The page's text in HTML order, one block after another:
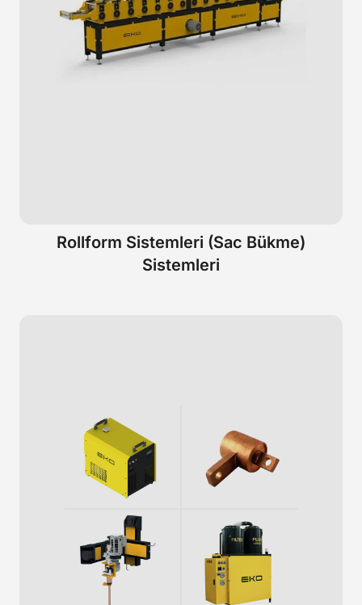
Rollform Sistemleri (Sac Bükme)
Sistemleri